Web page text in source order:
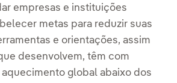
empresas e instituições
metas para reduzir suas
e orientações, assim
desenvolvem, têm com
global abaixo dos